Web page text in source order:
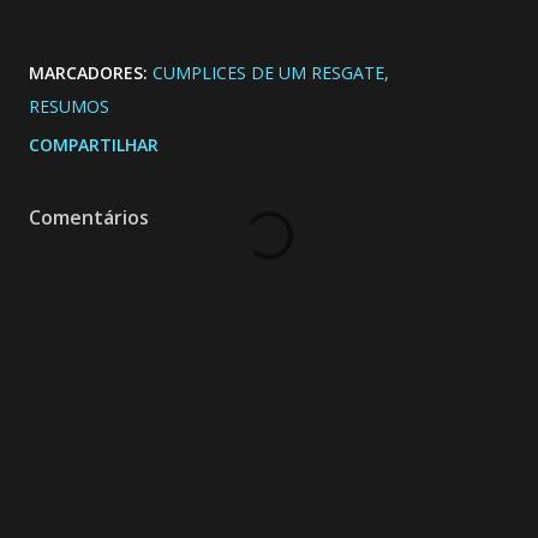
MARCADORES: CUMPLICES DE UM RESGATE
RESUMOS
COMPARTILHAR
Comentários